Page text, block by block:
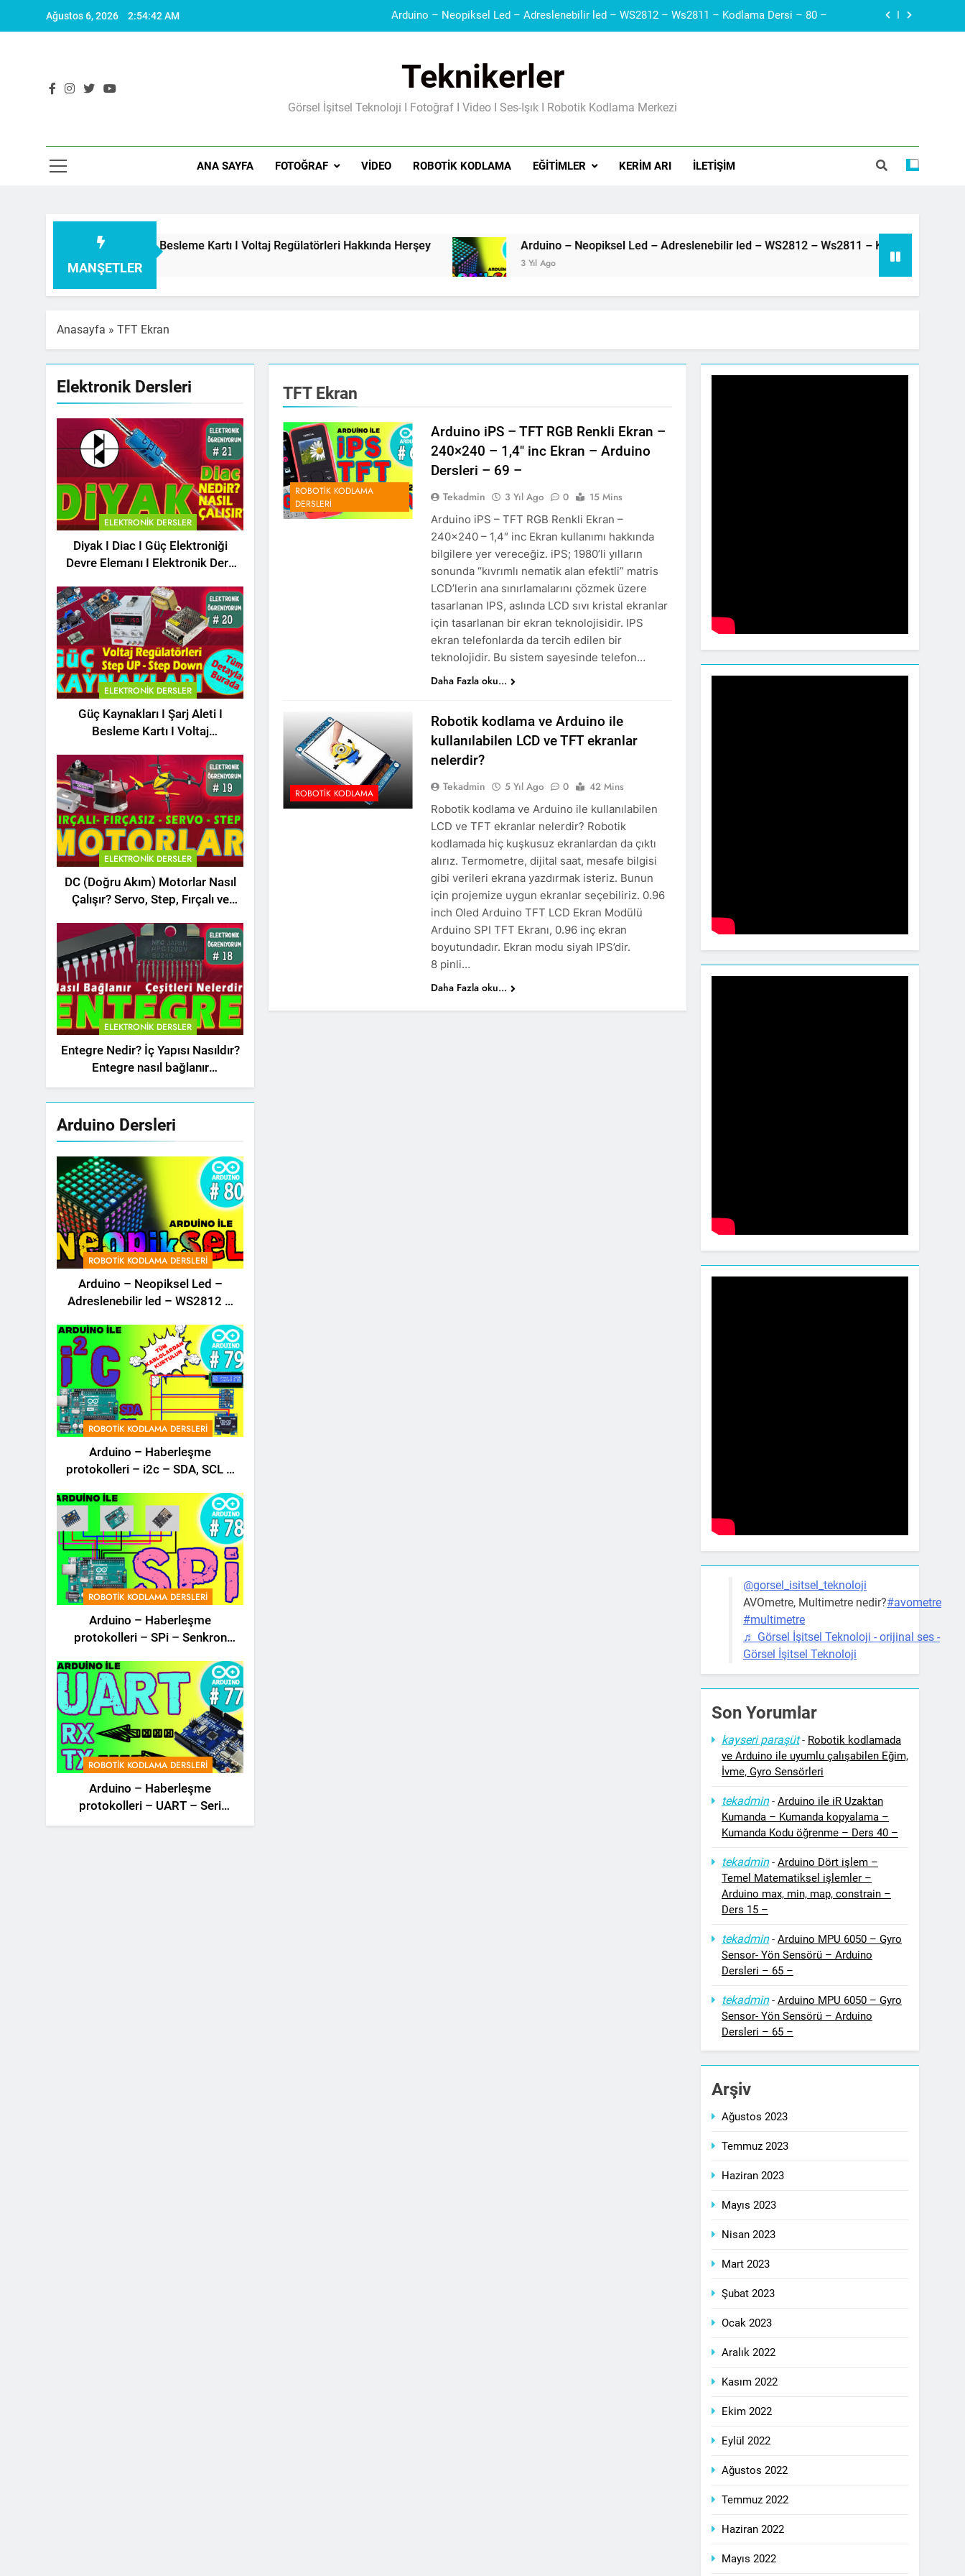
Ağustos 6, 2026 2:54:43 AM Arduino – Neopiksel Led – Adreslenebilir led – WS2812 – Ws2811 – Kodlama Dersi – 80 –
Güç Kaynakları I Şarj Aleti I Besleme Kartı I Voltaj Regülatörleri Hakkında Herşey
Arduino – Haberleşme protokolleri – i2c – SDA, SCL – Robotik Kodla – 79 –
Teknikerler
Görsel İşitsel Teknoloji I Fotoğraf I Video I Ses-Işık I Robotik Kodlama Merkezi
ANA SAYFA FOTOĞRAF VIDEO ROBOTIK KODLAMA EĞITIMLER KERIM ARI İLETIŞIM
MANŞETLER
I Şarj Aleti I Besleme Kartı I Voltaj Regülatörleri Hakkında Herşey Arduino – Neopiksel Led – Adreslenebilir led – WS2812 – Ws2811 – Kodlama Dersi – 80 –
3 Yıl Ago
Anasayfa » TFT Ekran
Elektronik Dersleri
ELEKTRONIK DERSLER
Diyak I Diac I Güç Elektroniği
Devre Elemanı I Elektronik Ders
ELEKTRONIK DERSLER
Güç Kaynakları I Şarj Aleti I
Besleme Kartı I Voltaj
ELEKTRONIK DERSLER
DC (Doğru Akım) Motorlar Nasıl
Çalışır? Servo, Step, Fırçalı ve
ELEKTRONIK DERSLER
Entegre Nedir? İç Yapısı Nasıldır?
Entegre nasıl bağlanır
(Integrated Circuit – IC)
Arduino Dersleri
ROBOTIK KODLAMA DERSLERI
Arduino – Neopiksel Led –
Adreslenebilir led – WS2812 –
ROBOTIK KODLAMA DERSLERI
Arduino – Haberleşme
protokolleri – i2c – SDA, SCL –
ROBOTIK KODLAMA DERSLERI
Arduino – Haberleşme
protokolleri – SPi – Senkron
78 –
ROBOTIK KODLAMA DERSLERI
Arduino – Haberleşme
protokolleri – UART – Seri
haberleşme – i2C – SPi –
TFT Ekran
ROBOTIK KODLAMA
DERSLERI
Arduino iPS – TFT RGB Renkli Ekran –
240×240 – 1,4″ inc Ekran – Arduino
Dersleri – 69 –
Tekadmin 3 Yıl Ago 0
15 Mins
Arduino iPS – TFT RGB Renkli Ekran –
240×240 – 1,4″ inc Ekran kullanımı hakkında
bilgilere yer vereceğiz. iPS; 1980’li yılların
sonunda “kıvrımlı nematik alan efektli” matris
LCD’lerin ana sınırlamalarını çözmek üzere
tasarlanan IPS, aslında LCD sıvı kristal ekranlar
için tasarlanan bir ekran teknolojisidir. IPS
ekran telefonlarda da tercih edilen bir
teknolojidir. Bu sistem sayesinde telefon…
Daha Fazla oku...
ROBOTIK KODLAMA
Robotik kodlama ve Arduino ile
kullanılabilen LCD ve TFT ekranlar
nelerdir?
Tekadmin 5 Yıl Ago 0
42 Mins
Robotik kodlama ve Arduino ile kullanılabilen
LCD ve TFT ekranlar nelerdir? Robotik
kodlamada hiç kuşkusuz ekranlardan da çıktı
alırız. Termometre, dijital saat, mesafe bilgisi
gibi verileri ekrana yazdırmak isteriz. Bunun
için projemize uygun ekranlar seçebiliriz. 0.96
inch Oled Arduino TFT LCD Ekran Modülü
Arduino SPI TFT Ekranı, 0.96 inç ekran
boyutundadır. Ekran modu siyah IPS’dir.
8 pinli…
Daha Fazla oku...
@gorsel_isitsel_teknoloji
AVOmetre, Multimetre nedir?#avometre
#multimetre
♬ Görsel İşitsel Teknoloji - orijinal ses -
Görsel İşitsel Teknoloji
Son Yorumlar
kayseri paraşüt- Robotik kodlamada
ve Arduino ile uyumlu çalışabilen Eğim,
İvme, Gyro Sensörleri
tekadmin- Arduino ile iR Uzaktan
Kumanda – Kumanda kopyalama –
Kumanda Kodu öğrenme – Ders 40 –
tekadmin- Arduino Dört işlem –
Temel Matematiksel işlemler –
Arduino max, min, map, constrain –
Ders 15 –
tekadmin- Arduino MPU 6050 – Gyro
Sensor- Yön Sensörü – Arduino
Dersleri – 65 –
tekadmin- Arduino MPU 6050 – Gyro
Sensor- Yön Sensörü – Arduino
Dersleri – 65 –
Arşiv
Ağustos 2023
Temmuz 2023
Haziran 2023
Mayıs 2023
Nisan 2023
Mart 2023
Şubat 2023
Ocak 2023
Aralık 2022
Kasım 2022
Ekim 2022
Eylül 2022
Ağustos 2022
Temmuz 2022
Haziran 2022
Mayıs 2022